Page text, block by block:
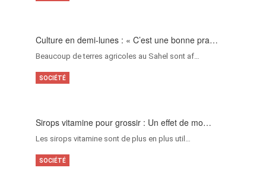
Culture en demi-lunes : « C’est une bonne pra…
Beaucoup de terres agricoles au Sahel sont af…
Sirops vitamine pour grossir : Un effet de mo…
Les sirops vitamine sont de plus en plus util…
SOCIÉTÉ
SOCIÉTÉ